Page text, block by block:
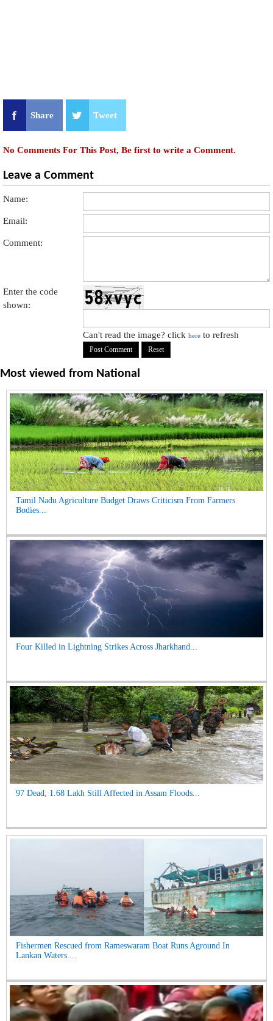
Share Tweet
No Comments For This Post, Be first to write a Comment.
Leave a Comment
Name:
Email:
Comment:
Enter the code
shown:
Can't read the image? clickhere to refresh
Most viewed from National
Tamil Nadu Agriculture Budget Draws Criticism From Farmers
Bodies...
Four Killed in Lightning Strikes Across Jharkhand...
97 Dead, 1.68 Lakh Still Affected in Assam Floods...
Fishermen Rescued from Rameswaram Boat Runs Aground In
Lankan Waters....